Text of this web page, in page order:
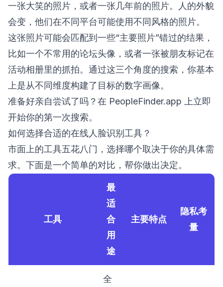
一张大笑的照片，或者一张几年前的照片。人的外貌
会变，他们在不同平台可能使用不同风格的照片。
这张照片可能会匹配到一些“主要照片”错过的结果，
比如一个不常用的论坛头像，或者一张被朋友标记在
活动相册里的抓拍。通过这三个角度的搜索，你基本
上是从不同维度构建了目标的数字画像。
准备好亲自尝试了吗？在 PeopleFinder.app 上立即
开始你的第一次搜索。
如何选择合适的在线人脸识别工具？
市面上的工具五花八门，选择哪个取决于你的具体需
求。下面是一个简单的对比，帮你做出决定。
工具
最
适
合
用
途
主要特点
隐私考
量
全